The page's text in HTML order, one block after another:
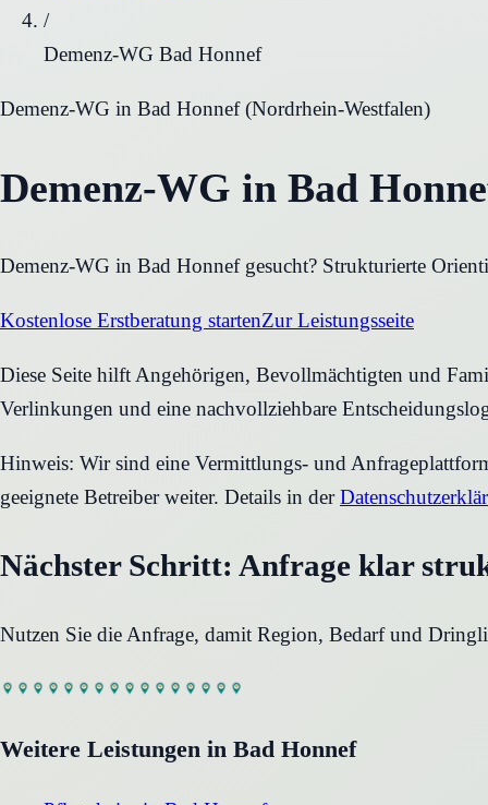
/
Demenz-WG Bad Honnef
Demenz-WG in Bad Honnef(Nordrhein-Westfalen)
Demenz-WG in Bad
Demenz-WG in Bad Honnef gesucht? Strukturierte
Kostenlose Erstberatung startenZur Leistungsseite
Diese Seite hilft Angehörigen, Bevollmächtigten und
Verlinkungen und eine nachvollziehbare
Hinweis: Wir sind eine Vermittlungs- und
geeignete Betreiber weiter. Details in der
Nächster Schritt: Anfrage klar
Nutzen Sie die Anfrage, damit Region, Bedarf und
Weitere Leistungen in Bad Honnef